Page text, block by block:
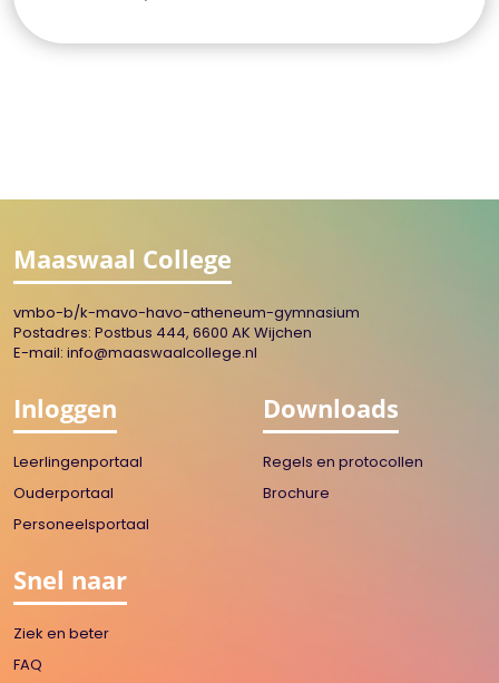
Maaswaal College
vmbo-b/k-mavo-havo-atheneum-gymnasium
Postadres: Postbus 444, 6600 AK Wijchen
E-mail: info@maaswaalcollege.nl
Inloggen
Leerlingenportaal
Ouderportaal
Personeelsportaal
Downloads
Regels en protocollen
Brochure
Snel naar
Ziek en beter
FAQ